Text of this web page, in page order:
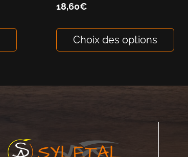
18,60€
Choix des options